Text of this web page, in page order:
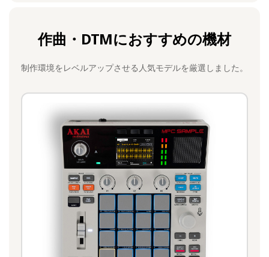
作曲・DTMにおすすめの機材
制作環境をレベルアップさせる人気モデルを厳選しました。